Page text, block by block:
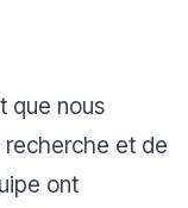
que nous
et de
ont